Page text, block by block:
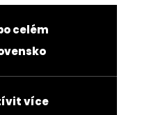
celém
více